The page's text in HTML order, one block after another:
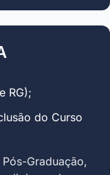
RG);
do Curso
Graduação,